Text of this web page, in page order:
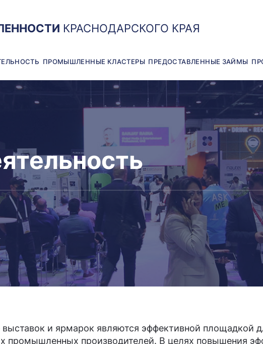
КРАСНОДАРСКОГО КРАЯ
ПРОМЫШЛЕННЫЕ КЛАСТЕРЫ ПРЕДОСТАВЛЕННЫЕ ЗАЙМЫ
и ярмарок являются эффективной площадкой
промышленных производителей. В целях повышения
0
1
2
3